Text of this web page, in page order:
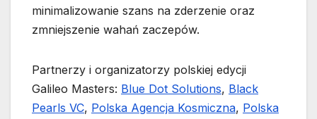
minimalizowanie szans na zderzenie oraz
zmniejszenie wahań zaczepów.
Partnerzy i organizatorzy polskiej edycji
Galileo Masters: Blue Dot Solutions, Black
Pearls VC, Polska Agencja Kosmiczna, Polska